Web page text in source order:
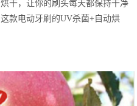
站欢乐开跑
这款电动牙刷的UV杀菌+自动烘